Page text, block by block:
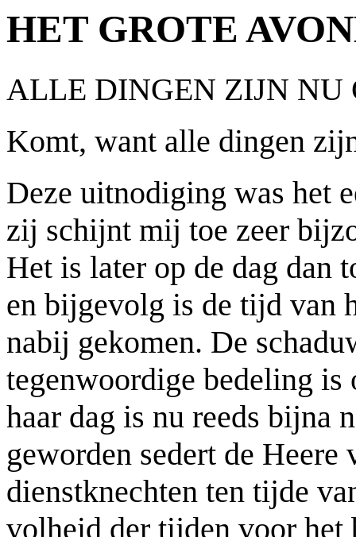
HET GROTE
ALLE DINGEN ZIJN NU
Komt, want alle dingen
Deze uitnodiging was het
zij schijnt mij toe zeer
Het is later op de dag dan
en bijgevolg is de tijd van
nabij gekomen. De
tegenwoordige bedeling is
haar dag is nu reeds bijna
geworden sedert de Heere
dienstknechten ten tijde
volheid der tijden voor